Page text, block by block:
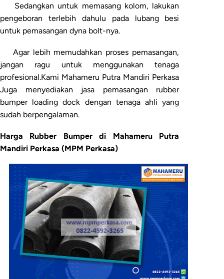
Sedangkan untuk memasang kolom, lakukan
pengeboran terlebih dahulu pada lubang besi
untuk pemasangan dyna bolt-nya.
Agar lebih memudahkan proses pemasangan,
jangan ragu untuk menggunakan tenaga
profesional.Kami Mahameru Putra Mandiri Perkasa
Juga menyediakan jasa pemasangan rubber
bumper loading dock dengan tenaga ahli yang
sudah berpengalaman.
Harga Rubber Bumper di Mahameru Putra
Mandiri Perkasa (MPM Perkasa)